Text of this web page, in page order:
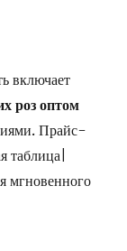
включает
роз оптом
Прайс-
таблица|
мгновенного